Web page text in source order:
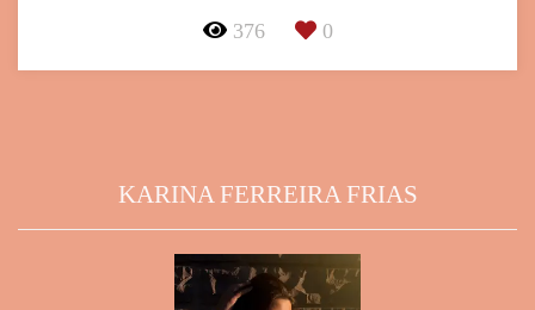
376 0
KARINA FERREIRA FRIAS